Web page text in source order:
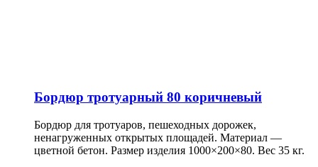
Бордюр тротуарный 80 коричневый
Бордюр для тротуаров, пешеходных дорожек,
ненагруженных открытых площадей. Материал —
цветной бетон. Размер изделия 1000×200×80. Вес 35 кг.